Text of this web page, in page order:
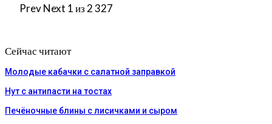
PrevNext 1 из 2 327
Сейчас читают
Молодые кабачки с салатной заправкой
Нут с антипасти на тостах
Печёночные блины с лисичками и сыром